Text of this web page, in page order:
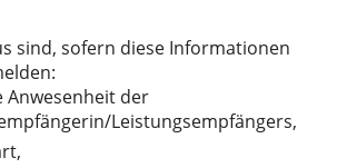
sind, sofern diese Informationen
Anwesenheit der
Leistungsempfängers,